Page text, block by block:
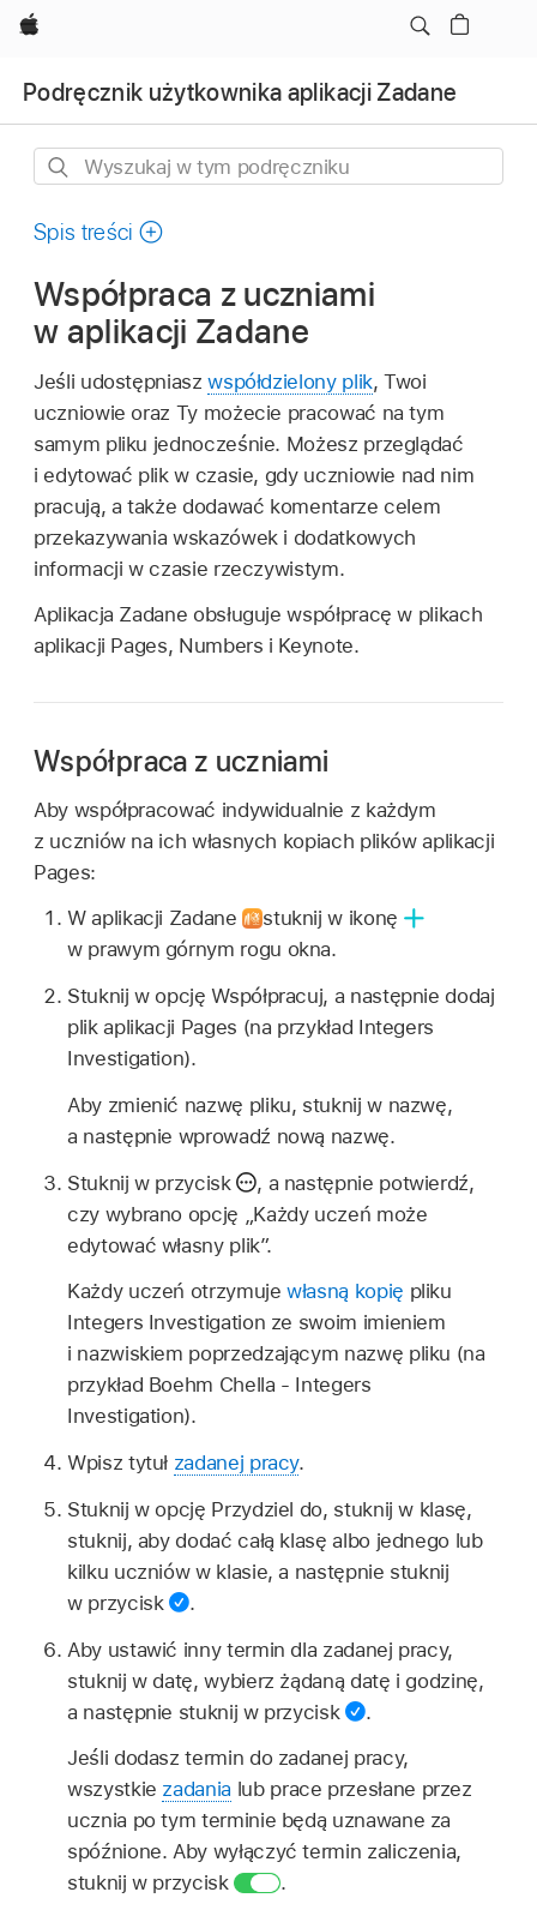
Apple
Podręcznik użytkownika aplikacji Zadane
Wyszukaj
tym
Spis treści
Współpraca z uczniami
w aplikacji Zadane
Jeśli udostępniaszwspółdzielony plik, Twoi
uczniowie oraz Ty możecie pracować na tym
samym pliku jednocześnie. Możesz przeglądać
i edytować plik w czasie, gdy uczniowie nad nim
pracują, a także dodawać komentarze celem
przekazywania wskazówek i dodatkowych
informacji w czasie rzeczywistym.
Aplikacja Zadane obsługuje współpracę w plikach
aplikacji Pages, Numbers i Keynote.
Współpraca z uczniami
Aby współpracować indywidualnie z każdym
z uczniów na ich własnych kopiach plików aplikacji
Pages:
W aplikacji Zadane
stuknij w ikonę
w prawym górnym rogu okna.
Stuknij w opcję Współpracuj, a następnie dodaj
plik aplikacji Pages (na przykład Integers
Investigation).
Aby zmienić nazwę pliku, stuknij w nazwę,
a następnie wprowadź nową nazwę.
Stuknij w przycisk
, a następnie potwierdź,
czy wybrano opcję „Każdy uczeń może
edytować własny plik”.
Każdy uczeń otrzymujewłasną kopię pliku
Integers Investigation ze swoim imieniem
i nazwiskiem poprzedzającym nazwę pliku (na
przykład Boehm Chella - Integers
Investigation).
Wpisz tytuł zadanej pracy.
Stuknij w opcję Przydziel do, stuknij w klasę,
stuknij, aby dodać całą klasę albo jednego lub
kilku uczniów w klasie, a następnie stuknij
w przycisk
.
Aby ustawić inny termin dla zadanej pracy,
stuknij w datę, wybierz żądaną datę i godzinę,
a następnie stuknij w przycisk
.
Jeśli dodasz termin do zadanej pracy,
wszystkie zadania lub prace przesłane przez
ucznia po tym terminie będą uznawane za
spóźnione. Aby wyłączyć termin zaliczenia,
stuknij w przycisk
.